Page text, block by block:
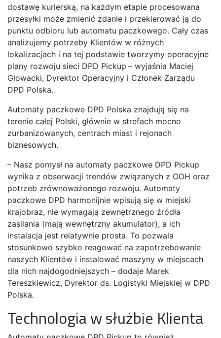
dostawę kurierską, na każdym etapie procesowana
przesyłki może zmienić zdanie i przekierować ją do
punktu odbioru lub automatu paczkowego. Cały czas
analizujemy potrzeby Klientów w różnych
lokalizacjach i na tej podstawie tworzymy operacyjne
plany rozwoju sieci DPD Pickup – wyjaśnia Maciej
Głowacki, Dyrektor Operacyjny i Członek Zarządu
DPD Polska.
Automaty paczkowe DPD Polska znajdują się na
terenie całej Polski, głównie w strefach mocno
zurbanizowanych, centrach miast i rejonach
biznesowych.
– Nasz pomysł na automaty paczkowe DPD Pickup
wynika z obserwacji trendów związanych z OOH oraz
potrzeb zrównoważonego rozwoju. Automaty
paczkowe DPD harmonijnie wpisują się w miejski
krajobraz, nie wymagają zewnętrznego źródła
zasilania (mają wewnętrzny akumulator), a ich
instalacja jest relatywnie prosta. To pozwala
stosunkowo szybko reagować na zapotrzebowanie
naszych Klientów i instalować maszyny w miejscach
dla nich najdogodniejszych – dodaje Marek
Tereszkiewicz, Dyrektor ds. Logistyki Miejskiej w DPD
Polska.
Technologia w służbie Klienta